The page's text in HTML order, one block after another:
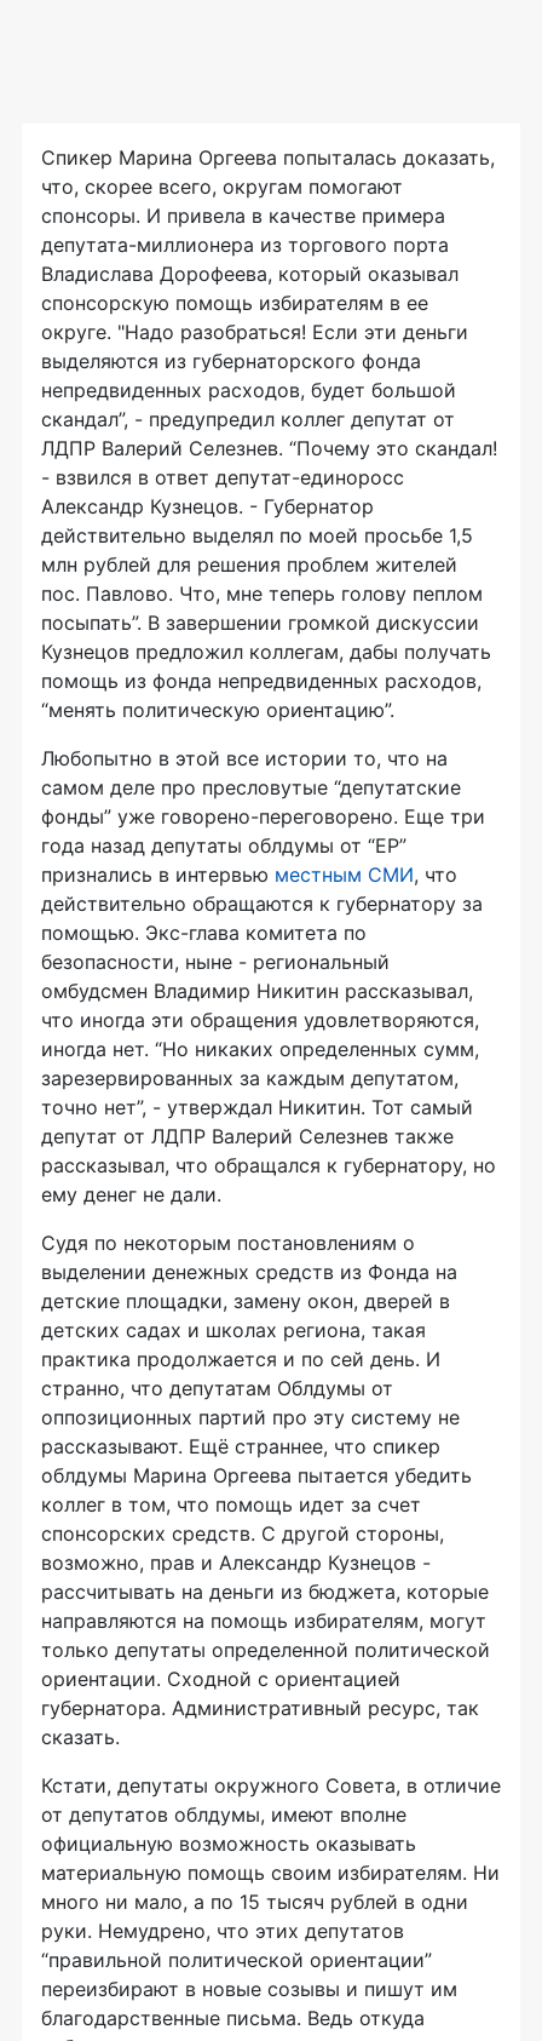
Спикер Марина Оргеева попыталась доказать,
что, скорее всего, округам помогают
спонсоры. И привела в качестве примера
депутата-миллионера из торгового порта
Владислава Дорофеева, который оказывал
спонсорскую помощь избирателям в ее
округе. "Надо разобраться! Если эти деньги
выделяются из губернаторского фонда
непредвиденных расходов, будет большой
скандал”, - предупредил коллег депутат от
ЛДПР Валерий Селезнев. “Почему это скандал!
- взвился в ответ депутат-единоросс
Александр Кузнецов. - Губернатор
действительно выделял по моей просьбе 1,5
млн рублей для решения проблем жителей
пос. Павлово. Что, мне теперь голову пеплом
посыпать”. В завершении громкой дискуссии
Кузнецов предложил коллегам, дабы получать
помощь из фонда непредвиденных расходов,
“менять политическую ориентацию”.
Любопытно в этой все истории то, что на
самом деле про пресловутые “депутатские
фонды” уже говорено-переговорено. Еще три
года назад депутаты облдумы от “ЕР”
признались в интервью местным СМИ, что
действительно обращаются к губернатору за
помощью. Экс-глава комитета по
безопасности, ныне - региональный
омбудсмен Владимир Никитин рассказывал,
что иногда эти обращения удовлетворяются,
иногда нет. “Но никаких определенных сумм,
зарезервированных за каждым депутатом,
точно нет”, - утверждал Никитин. Тот самый
депутат от ЛДПР Валерий Селезнев также
рассказывал, что обращался к губернатору, но
ему денег не дали.
Судя по некоторым постановлениям о
выделении денежных средств из Фонда на
детские площадки, замену окон, дверей в
детских садах и школах региона, такая
практика продолжается и по сей день. И
странно, что депутатам Облдумы от
оппозиционных партий про эту систему не
рассказывают. Ещё страннее, что спикер
облдумы Марина Оргеева пытается убедить
коллег в том, что помощь идет за счет
спонсорских средств. С другой стороны,
возможно, прав и Александр Кузнецов -
рассчитывать на деньги из бюджета, которые
направляются на помощь избирателям, могут
только депутаты определенной политической
ориентации. Сходной с ориентацией
губернатора. Административный ресурс, так
сказать.
Кстати, депутаты окружного Совета, в отличие
от депутатов облдумы, имеют вполне
официальную возможность оказывать
материальную помощь своим избирателям. Ни
много ни мало, а по 15 тысяч рублей в одни
руки. Немудрено, что этих депутатов
“правильной политической ориентации”
переизбирают в новые созывы и пишут им
благодарственные письма. Ведь откуда